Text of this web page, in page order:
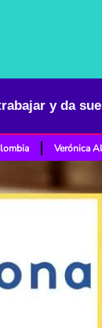
Verónica